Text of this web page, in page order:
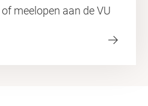
meelopen aan de VU